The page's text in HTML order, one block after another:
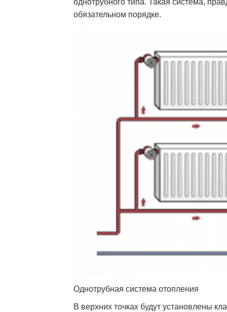
обязательном порядке.
Однотрубная система отопления
В верхних точках будут установлены